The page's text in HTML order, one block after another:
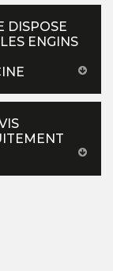
DISPOSE
ENGINS